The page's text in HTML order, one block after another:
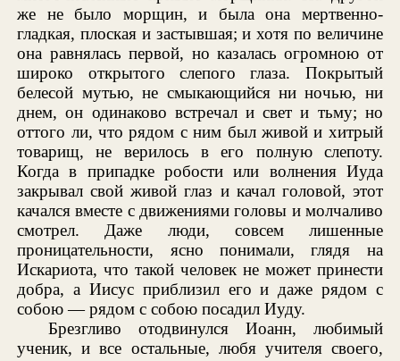
же не было морщин, и была она мертвенно-
гладкая, плоская и застывшая; и хотя по величине
она равнялась первой, но казалась огромною от
широко открытого слепого глаза. Покрытый
белесой мутью, не смыкающийся ни ночью, ни
днем, он одинаково встречал и свет и тьму; но
оттого ли, что рядом с ним был живой и хитрый
товарищ, не верилось в его полную слепоту.
Когда в припадке робости или волнения Иуда
закрывал свой живой глаз и качал головой, этот
качался вместе с движениями головы и молчаливо
смотрел. Даже люди, совсем лишенные
проницательности, ясно понимали, глядя на
Искариота, что такой человек не может принести
добра, а Иисус приблизил его и даже рядом с
собою — рядом с собою посадил Иуду.
Брезгливо отодвинулся Иоанн, любимый
ученик, и все остальные, любя учителя своего,